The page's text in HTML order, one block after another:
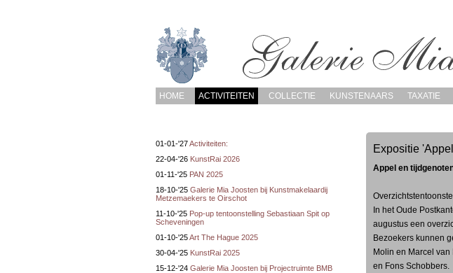
HOME ACTIVITEITEN COLLECTIE KUNSTENAARS TAXATIE
01-01-'27Activiteiten:
22-04-'26 KunstRai 2026
01-11-'25 PAN 2025
18-10-'25 Galerie Mia Joosten bij Kunstmakelaardij
Metzemaekers te Oirschot
11-10-'25 Pop-up tentoonstelling Sebastiaan Spit op
Scheveningen
01-10-'25Art The Hague 2025
30-04-'25 KunstRai 2025
15-12-'24 Galerie Mia Joosten bij Projectruimte BMB
Expositie
Appel en
In het Oude
augustus een
Bezoekers kunnen
Molin en Marcel
en Fons Schobbers.